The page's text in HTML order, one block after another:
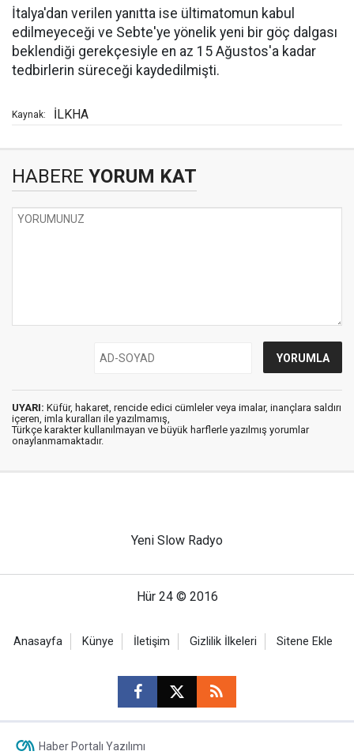
İtalya'dan verilen yanıtta ise ültimatomun kabul
edilmeyeceği ve Sebte'ye yönelik yeni bir göç dalgası
beklendiği gerekçesiyle en az 15 Ağustos'a kadar
tedbirlerin süreceği kaydedilmişti.
Kaynak: İLKHA
HABERE YORUM KAT
UYARI: Küfür, hakaret, rencide edici cümleler veya imalar, inançlara saldırı
içeren, imla kuralları ile yazılmamış,
Türkçe karakter kullanılmayan ve büyük harflerle yazılmış yorumlar
onaylanmamaktadır.
Yeni Slow Radyo
Hür 24 © 2016
Anasayfa Künye İletişim Gizlilik İlkeleri Sitene Ekle
Haber Portalı Yazılımı